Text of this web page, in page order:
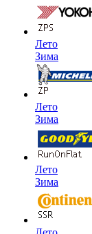
Лето
Зима
Лето
Зима
Лето
Зима